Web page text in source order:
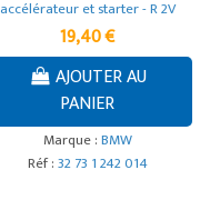
accélérateur et starter - R 2V
19,40 €
AJOUTER AU
PANIER
Marque :BMW
Réf :32 73 1 242 014